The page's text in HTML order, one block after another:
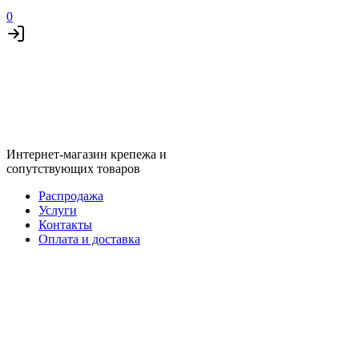
0
Интернет-магазин крепежа и
сопутствующих товаров
Распродажа
Услуги
Контакты
Оплата и доставка